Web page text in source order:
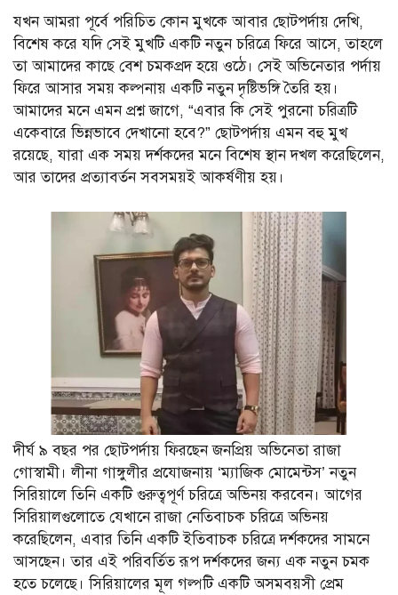
যখন আমরা পূর্বে পরিচিত কোন মুখকে আবার ছোটপর্দায় দেখি,
বিশেষ করে যদি সেই মুখটি একটি নতুন চরিত্রে ফিরে আসে, তাহলে
তা আমাদের কাছে বেশ চমকপ্রদ হয়ে ওঠে। সেই অভিনেতার পর্দায়
ফিরে আসার সময় কল্পনায় একটি নতুন দৃষ্টিভঙ্গি তৈরি হয়।
আমাদের মনে এমন প্রশ্ন জাগে, “এবার কি সেই পুরনো চরিত্রটি
একেবারে ভিন্নভাবে দেখানো হবে?” ছোটপর্দায় এমন বহু মুখ
রয়েছে, যারা এক সময় দর্শকদের মনে বিশেষ স্থান দখল করেছিলেন,
আর তাদের প্রত্যাবর্তন সবসময়ই আকর্ষণীয় হয়।
দীর্ঘ ৯ বছর পর ছোটপর্দায় ফিরছেন জনপ্রিয় অভিনেতা রাজা
গোস্বামী। লীনা গাঙ্গুলীর প্রযোজনায় ‘ম্যাজিক মোমেন্টস’ নতুন
সিরিয়ালে তিনি একটি গুরুত্বপূর্ণ চরিত্রে অভিনয় করবেন। আগের
সিরিয়ালগুলোতে যেখানে রাজা নেতিবাচক চরিত্রে অভিনয়
করেছিলেন, এবার তিনি একটি ইতিবাচক চরিত্রে দর্শকদের সামনে
আসছেন। তার এই পরিবর্তিত রূপ দর্শকদের জন্য এক নতুন চমক
হতে চলেছে। সিরিয়ালের মূল গল্পটি একটি অসমবয়সী প্রেম